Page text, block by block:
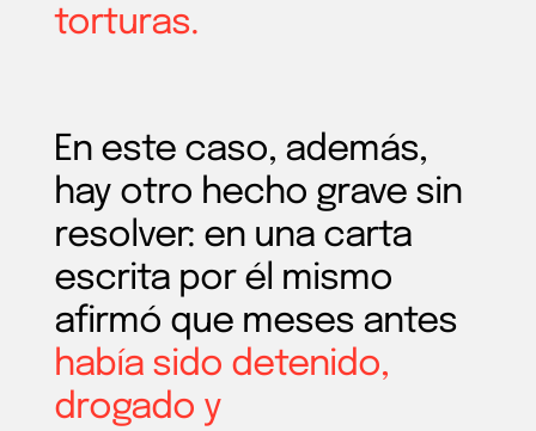
torturas.
En este caso, además,
hay otro hecho grave sin
resolver: en una carta
escrita por él mismo
afirmó que meses antes
había sido detenido,
drogado y